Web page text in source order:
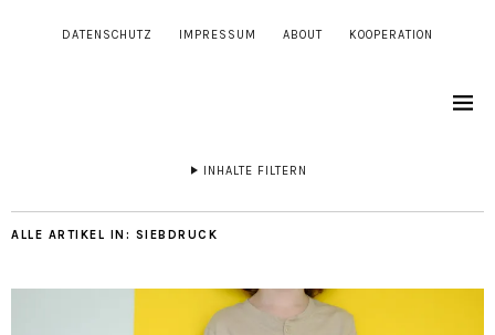
DATENSCHUTZ IMPRESSUM ABOUT KOOPERATION
INHALTE FILTERN
ALLE ARTIKEL IN: SIEBDRUCK